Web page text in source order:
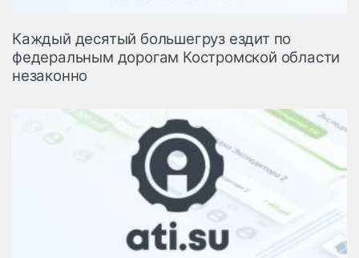
Каждый десятый большегруз ездит по
федеральным дорогам Костромской области
незаконно